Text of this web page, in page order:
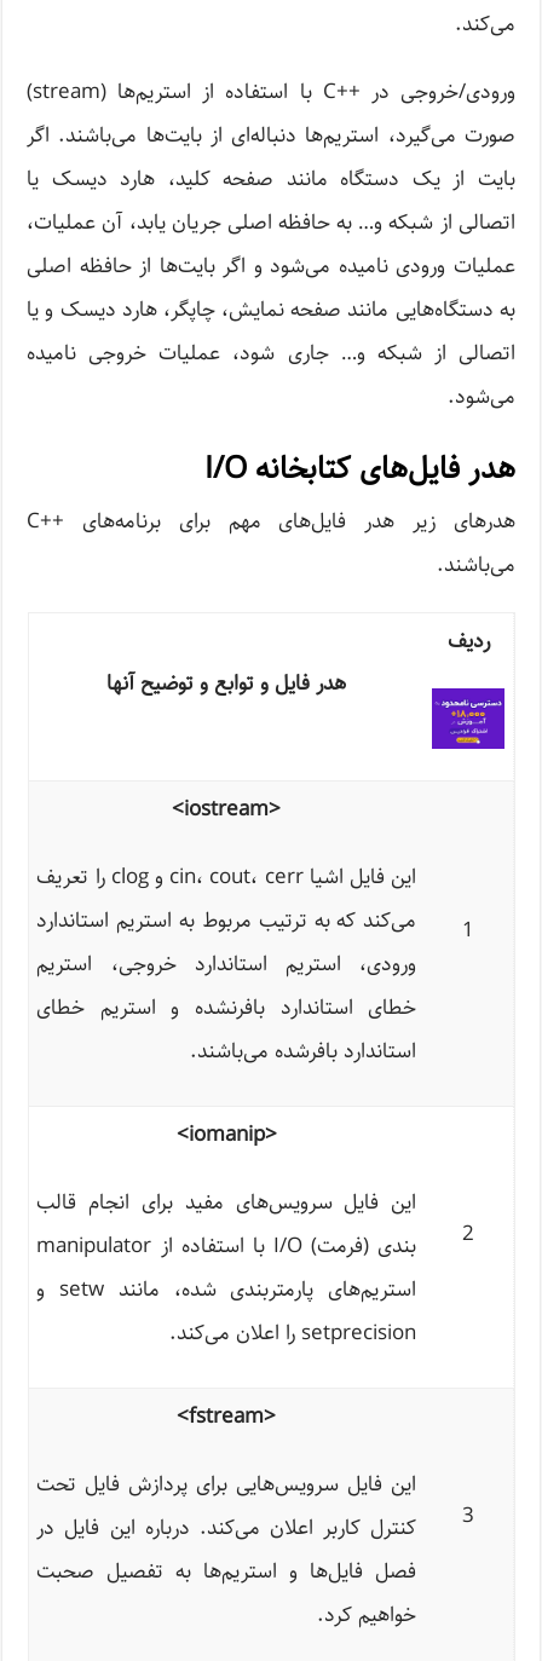
می‌کند.
ورودی/خروجی در ++C با استفاده از استریم‌ها (stream)
صورت می‌گیرد، استریم‌ها دنباله‌ای از بایت‌ها می‌باشند. اگر
بایت از یک دستگاه مانند صفحه کلید، ‌هارد دیسک یا
اتصالی از شبکه و… به حافظه اصلی جریان یابد، آن عملیات،
عملیات ورودی نامیده می‌شود و اگر بایت‌ها از حافظه اصلی
به دستگاه‌هایی مانند صفحه نمایش، چاپگر،‌ هارد دیسک و یا
اتصالی از شبکه و… جاری شود، عملیات خروجی نامیده
می‌شود.
هدر فایل‌های کتابخانه I/O
هدرهای زیر هدر فایل‌های مهم برای برنامه‌های ++C
می‌باشند.
ردیف
هدر فایل و توابع و توضیح آنها
1
<iostream>
این فایل اشیا cin، cout، cerr و clog را تعریف
می‌کند که به ترتیب مربوط به استریم استاندارد
ورودی، استریم استاندارد خروجی، استریم
خطای استاندارد بافرنشده و استریم خطای
استاندارد بافرشده می‌باشند.
2
<iomanip>
این فایل سرویس‌های مفید برای انجام قالب
بندی (فرمت) I/O با استفاده از manipulator
استریم‌های پارمتربندی شده، مانند setw و
setprecision را اعلان می‌کند.
3
<fstream>
این فایل سرویس‌هایی برای پردازش فایل تحت
کنترل کاربر اعلان می‌کند. درباره این فایل در
فصل فایل‌ها و استریم‌ها به تفصیل صحبت
خواهیم کرد.